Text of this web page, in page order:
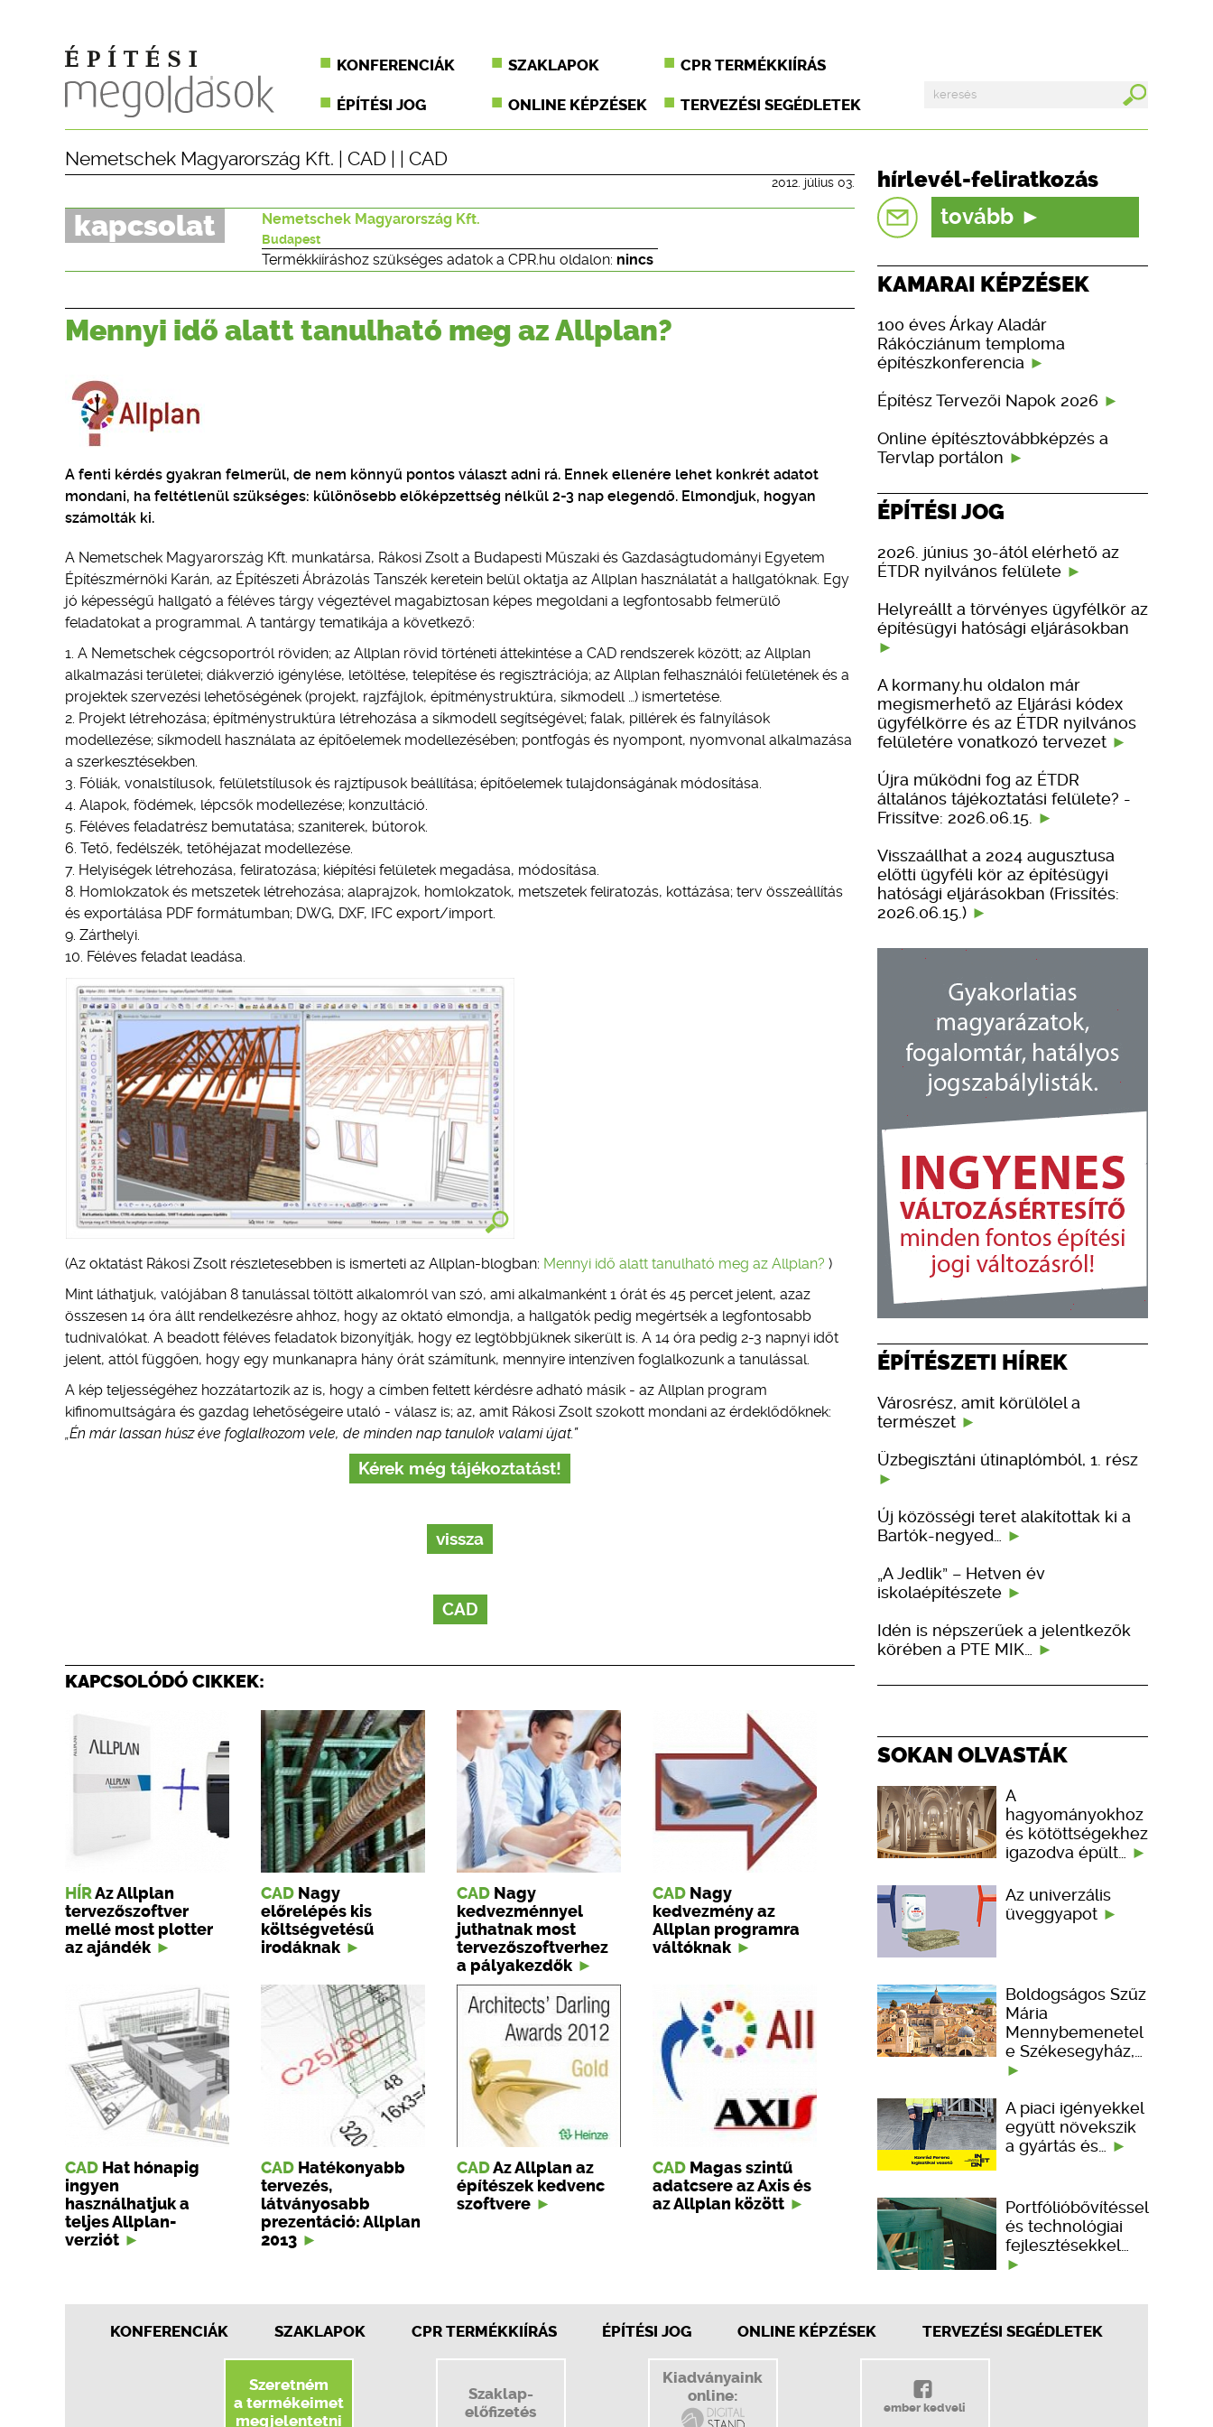
KONFERENCIÁK SZAKLAPOK CPR TERMÉKKIÍRÁS
ÉPÍTÉSI JOG ONLINE KÉPZÉSEK TERVEZÉSI SEGÉDLETEK
Nemetschek Magyarország Kft. CAD CAD
2012. július 03.
kapcsolat Nemetschek Magyarország Kft.
Budapest
Termékkiíráshoz szükséges adatok a CPR.hu oldalon: nincs
Mennyi idő alatt tanulható meg az Allplan?
A fenti kérdés gyakran felmerül, de nem könnyű pontos választ adni rá. Ennek ellenére lehet konkrét adatot
mondani, ha feltétlenül szükséges: különösebb előképzettség nélkül 2-3 nap elegendő. Elmondjuk, hogyan
számolták ki.
A Nemetschek Magyarország Kft. munkatársa, Rákosi Zsolt a Budapesti Műszaki és Gazdaságtudományi Egyetem
Építészmérnöki Karán, az Építészeti Ábrázolás Tanszék keretein belül oktatja az Allplan használatát a hallgatóknak. Egy
jó képességű hallgató a féléves tárgy végeztével magabiztosan képes megoldani a legfontosabb felmerülő
feladatokat a programmal. A tantárgy tematikája a következő:
A Nemetschek cégcsoportról röviden; az Allplan rövid történeti áttekintése a CAD rendszerek között; az Allplan
alkalmazási területei; diákverzió igénylése, letöltése, telepítése és regisztrációja; az Allplan felhasználói felületének és a
projektek szervezési lehetőségének (projekt, rajzfájlok, építménystruktúra, síkmodell …) ismertetése.
Projekt létrehozása; építménystruktúra létrehozása a síkmodell segítségével; falak, pillérek és falnyílások
modellezése; síkmodell használata az építőelemek modellezésében; pontfogás és nyompont, nyomvonal alkalmazása
a szerkesztésekben.
Fóliák, vonalstílusok, felületstílusok és rajztípusok beállítása; építőelemek tulajdonságának módosítása.
Alapok, födémek, lépcsők modellezése; konzultáció.
Féléves feladatrész bemutatása; szaniterek, bútorok.
Tető, fedélszék, tetőhéjazat modellezése.
Helyiségek létrehozása, feliratozása; kiépítési felületek megadása, módosítása.
Homlokzatok és metszetek létrehozása; alaprajzok, homlokzatok, metszetek feliratozás, kottázása; terv összeállítás
és exportálása PDF formátumban; DWG, DXF, IFC export/import.
Zárthelyi.
Féléves feladat leadása.
(Az oktatást Rákosi Zsolt részletesebben is ismerteti az Allplan-blogban: Mennyi idő alatt tanulható meg az Allplan? )
Mint láthatjuk, valójában 8 tanulással töltött alkalomról van szó, ami alkalmanként 1 órát és 45 percet jelent, azaz
összesen 14 óra állt rendelkezésre ahhoz, hogy az oktató elmondja, a hallgatók pedig megértsék a legfontosabb
tudnivalókat. A beadott féléves feladatok bizonyítják, hogy ez legtöbbjüknek sikerült is. A 14 óra pedig 2-3 napnyi időt
jelent, attól függően, hogy egy munkanapra hány órát számítunk, mennyire intenzíven foglalkozunk a tanulással.
A kép teljességéhez hozzátartozik az is, hogy a címben feltett kérdésre adható másik - az Allplan program
kifinomultságára és gazdag lehetőségeire utaló - válasz is; az, amit Rákosi Zsolt szokott mondani az érdeklődőknek:
„Én már lassan húsz éve foglalkozom vele, de minden nap tanulok valami újat.”
Kérek még tájékoztatást!
vissza
CAD
KAPCSOLÓDÓ CIKKEK:
HÍRAz Allplan
tervezőszoftver
mellé most plotter
az ajándék
CAD Nagy
előrelépés kis
költségvetésű
irodáknak
CAD Nagy
kedvezménnyel
juthatnak most
tervezőszoftverhez
a pályakezdők
CAD Nagy
kedvezmény az
Allplan programra
váltóknak
CAD Hat hónapig
ingyen
használhatjuk a
teljes Allplan-
verziót
CAD Hatékonyabb
tervezés,
látványosabb
prezen­táció: Allplan
2013
CADAz Allplan az
építészek kedvenc
szoftvere
CAD Magas szintű
adatcsere az Axis és
az Allplan között
hírlevél-feliratkozás
tovább
KAMARAI KÉPZÉSEK
100 éves Árkay Aladár
Rákócziánum temploma
építészkonferencia
Építész Tervezői Napok 2026
Online építésztovábbképzés a
Tervlap portálon
ÉPÍTÉSI JOG
2026. június 30-ától elérhető az
ÉTDR nyilvános felülete
Helyreállt a törvényes ügyfélkör az
építésügyi hatósági eljárásokban
A kormany.hu oldalon már
megismerhető az Eljárási kódex
ügyfélkörre és az ÉTDR nyilvános
felületére vonatkozó tervezet
Újra működni fog az ÉTDR
általános tájékoztatási felülete? -
Frissítve: 2026.06.15.
Visszaállhat a 2024 augusztusa
előtti ügyféli kör az építésügyi
hatósági eljárásokban (Frissítés:
2026.06.15.)
ÉPÍTÉSZETI HÍREK
Városrész, amit körülölel a
természet
Üzbegisztáni útinaplómból, 1. rész
Új közösségi teret alakítottak ki a
Bartók-negyed…
„A Jedlik” – Hetven év
iskolaépítészete
Idén is népszerűek a jelentkezők
körében a PTE MIK…
SOKAN OLVASTÁK
A
hagyományokhoz
és kötöttségekhez
igazodva épült…
Az univerzális
üveggyapot
Boldogságos Szűz
Mária
Mennybemenetel
e Székesegyház,…
A piaci igényekkel
együtt növekszik
a gyártás és…
Portfólióbővítéssel
és technológiai
fejlesztésekkel…
KONFERENCIÁK SZAKLAPOK CPR TERMÉKKIÍRÁS ÉPÍTÉSI JOG ONLINE KÉPZÉSEK TERVEZÉSI SEGÉDLETEK
Szeretném
a termékeimet
megjelentetni
Szaklap-
előfizetés
Kiadványaink
online:
ember kedveli